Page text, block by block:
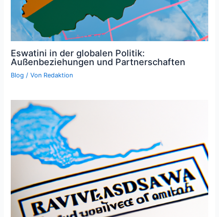
Eswatini in der globalen Politik:
Außenbeziehungen und Partnerschaften
Blog / Von Redaktion